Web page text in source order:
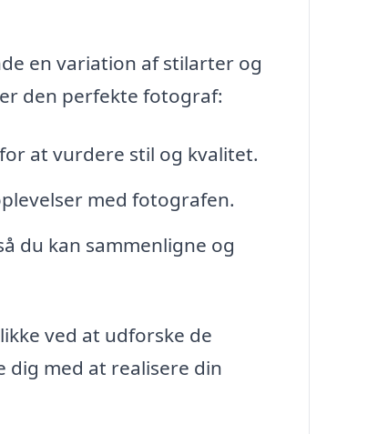
en variation af stilarter og
den perfekte fotograf:
at vurdere stil og kvalitet.
med fotografen.
du kan sammenligne og
ved at udforske de
med at realisere din